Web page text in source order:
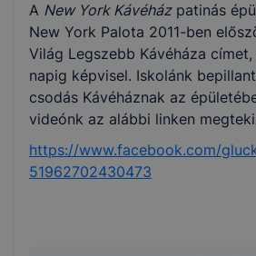
A New York Kávéházpatinás
New York Palota 2011-ben
Világ Legszebb Kávéháza
napig képvisel. Iskolánk
csodás Kávéháznak az
videónk az alábbi linken
https://www.facebook.com/
51962702430473